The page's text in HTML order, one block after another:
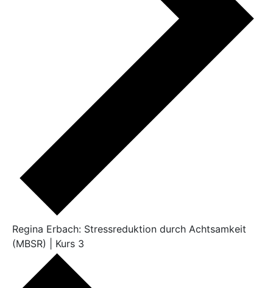
Regina Erbach: Stressreduktion durch Achtsamkeit
(MBSR) | Kurs 3